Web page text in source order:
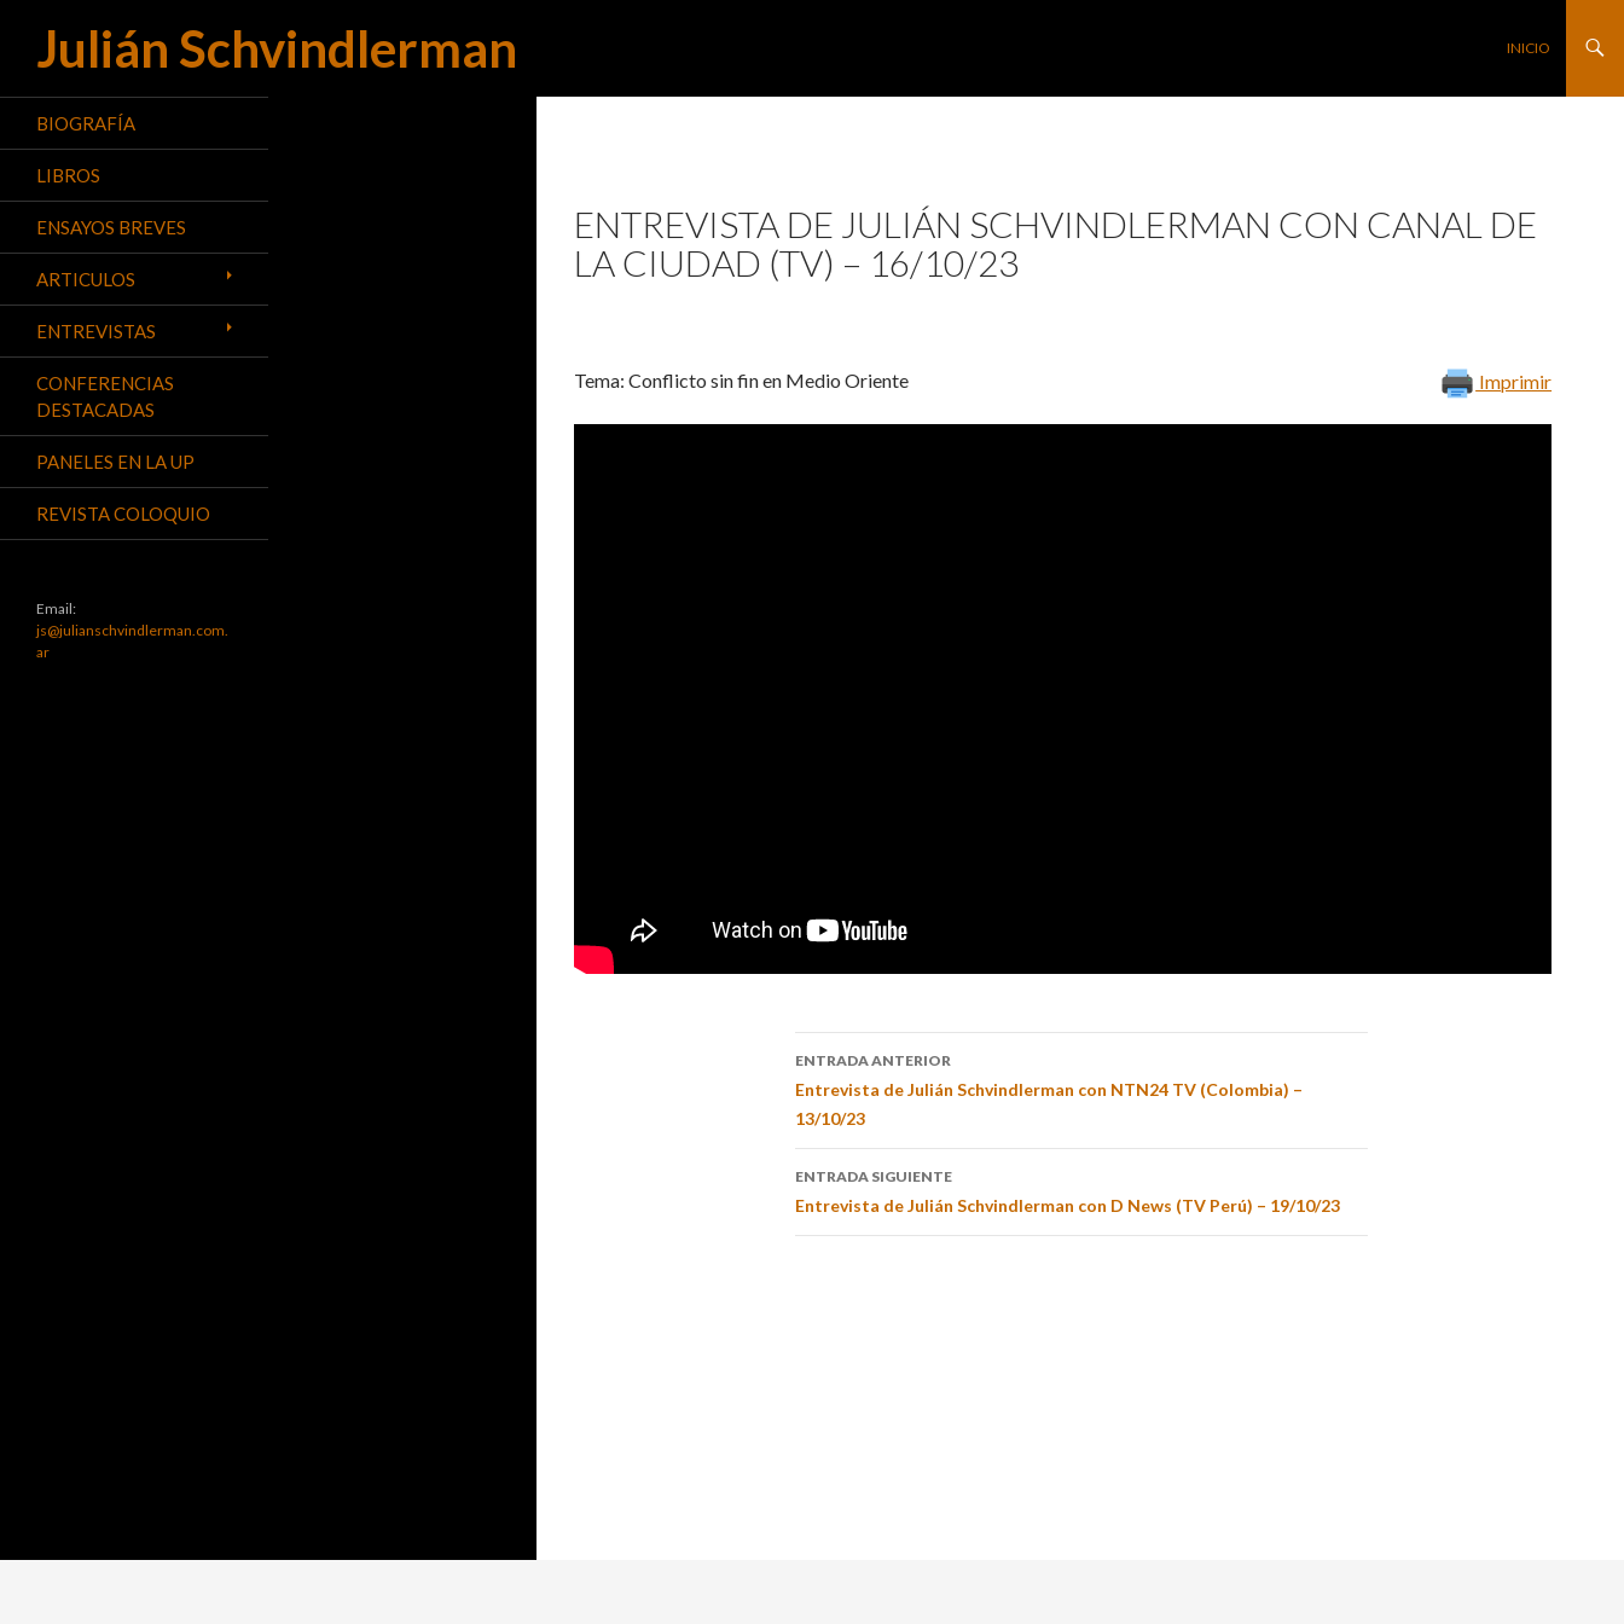
Julián Schvindlerman
Buscar SALTAR AL
INICIO
ENTREVISTA DE JULIÁN SCHVINDLERMAN CON CANAL DE
LA CIUDAD (TV) – 16/10/23
Imprimir
Tema: Conflicto sin fin en Medio Oriente
ENTRADA ANTERIOR
Entrevista de Julián Schvindlerman con NTN24 TV (Colombia) –
13/10/23
ENTRADA SIGUIENTE
Entrevista de Julián Schvindlerman con D News (TV Perú) – 19/10/23
BIOGRAFÍA
LIBROS
ENSAYOS BREVES
ARTICULOS
ENTREVISTAS
CONFERENCIAS
DESTACADAS
PANELES EN LA UP
REVISTA COLOQUIO
Email:
js@julianschvindlerman.com.
ar